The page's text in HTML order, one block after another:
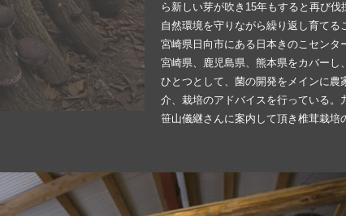
ら新しい芽が吹き15年もすると再び伐
自然環境を守りながら繰り返し育てる
宮崎県日向市にある日本きのこセンタ
宮崎県、鹿児島県、熊本県をカバーし
ひとつとして、菌の開発をメインに農
介、栽培のアドバイスを行っている。
笹山儀継さんに案内して頂き椎茸栽培